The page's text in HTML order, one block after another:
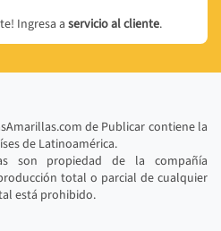
Ingresa a servicio al cliente.
de Publicar contiene la
de Latinoamérica.
son propiedad de la compañía
total o parcial de cualquier
está prohibido.